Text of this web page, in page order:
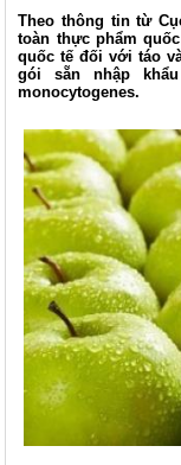
Theo thông tin từ
toàn thực phẩm
quốc tế đối với táo
gói sẵn nhập
monocytogenes.